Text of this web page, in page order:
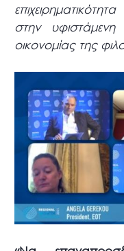
στην
οικονομίας της